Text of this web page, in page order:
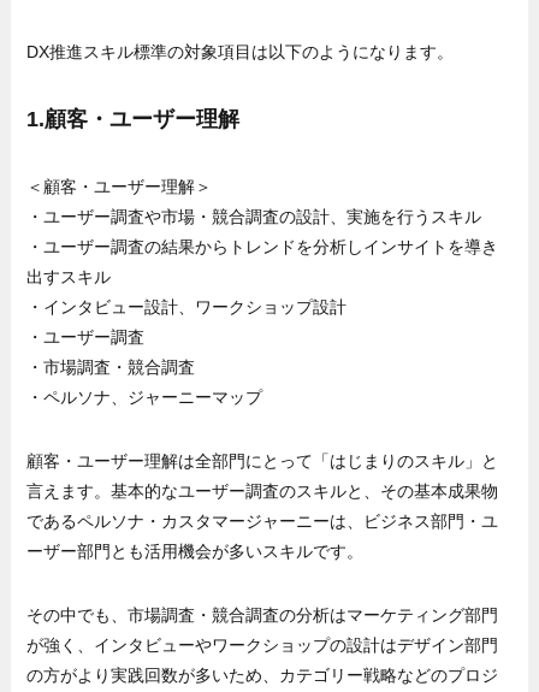
DX推進スキル標準の対象項目は以下のようになります。
1.顧客・ユーザー理解
＜顧客・ユーザー理解＞
・ユーザー調査や市場・競合調査の設計、実施を行うスキル
・ユーザー調査の結果からトレンドを分析しインサイトを導き
出すスキル
・インタビュー設計、ワークショップ設計
・ユーザー調査
・市場調査・競合調査
・ペルソナ、ジャーニーマップ
顧客・ユーザー理解は全部門にとって「はじまりのスキル」と
言えます。基本的なユーザー調査のスキルと、その基本成果物
であるペルソナ・カスタマージャーニーは、ビジネス部門・ユ
ーザー部門とも活用機会が多いスキルです。
その中でも、市場調査・競合調査の分析はマーケティング部門
が強く、インタビューやワークショップの設計はデザイン部門
の方がより実践回数が多いため、カテゴリー戦略などのプロジ